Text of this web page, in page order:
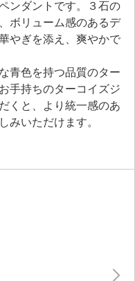
ンダントです。３石の
ボリューム感のあるデ
やぎを添え、爽やかで
青色を持つ品質のター
手持ちのターコイズジ
くと、より統一感のあ
みいただけます。